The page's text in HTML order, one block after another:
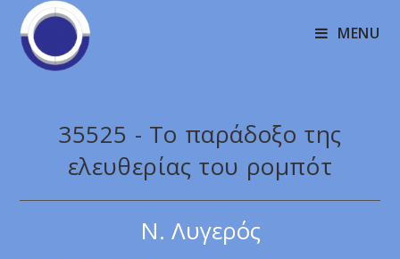
MENU
35525 - Το παράδοξο της
ελευθερίας του ρομπότ
Ν. Λυγερός